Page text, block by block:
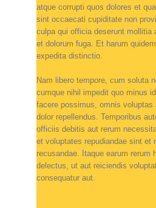
atque corrupti quos dolores et
sint occaecati cupiditate non
culpa qui officia deserunt mollitia
et dolorum fuga. Et harum
expedita distinctio.
Nam libero tempore, cum soluta
cumque nihil impedit quo minus
facere possimus, omnis voluptas
dolor repellendus. Temporibus
officiis debitis aut rerum
et voluptates repudiandae sint et
recusandae. Itaque earum rerum
delectus, ut aut reiciendis
consequatur aut.